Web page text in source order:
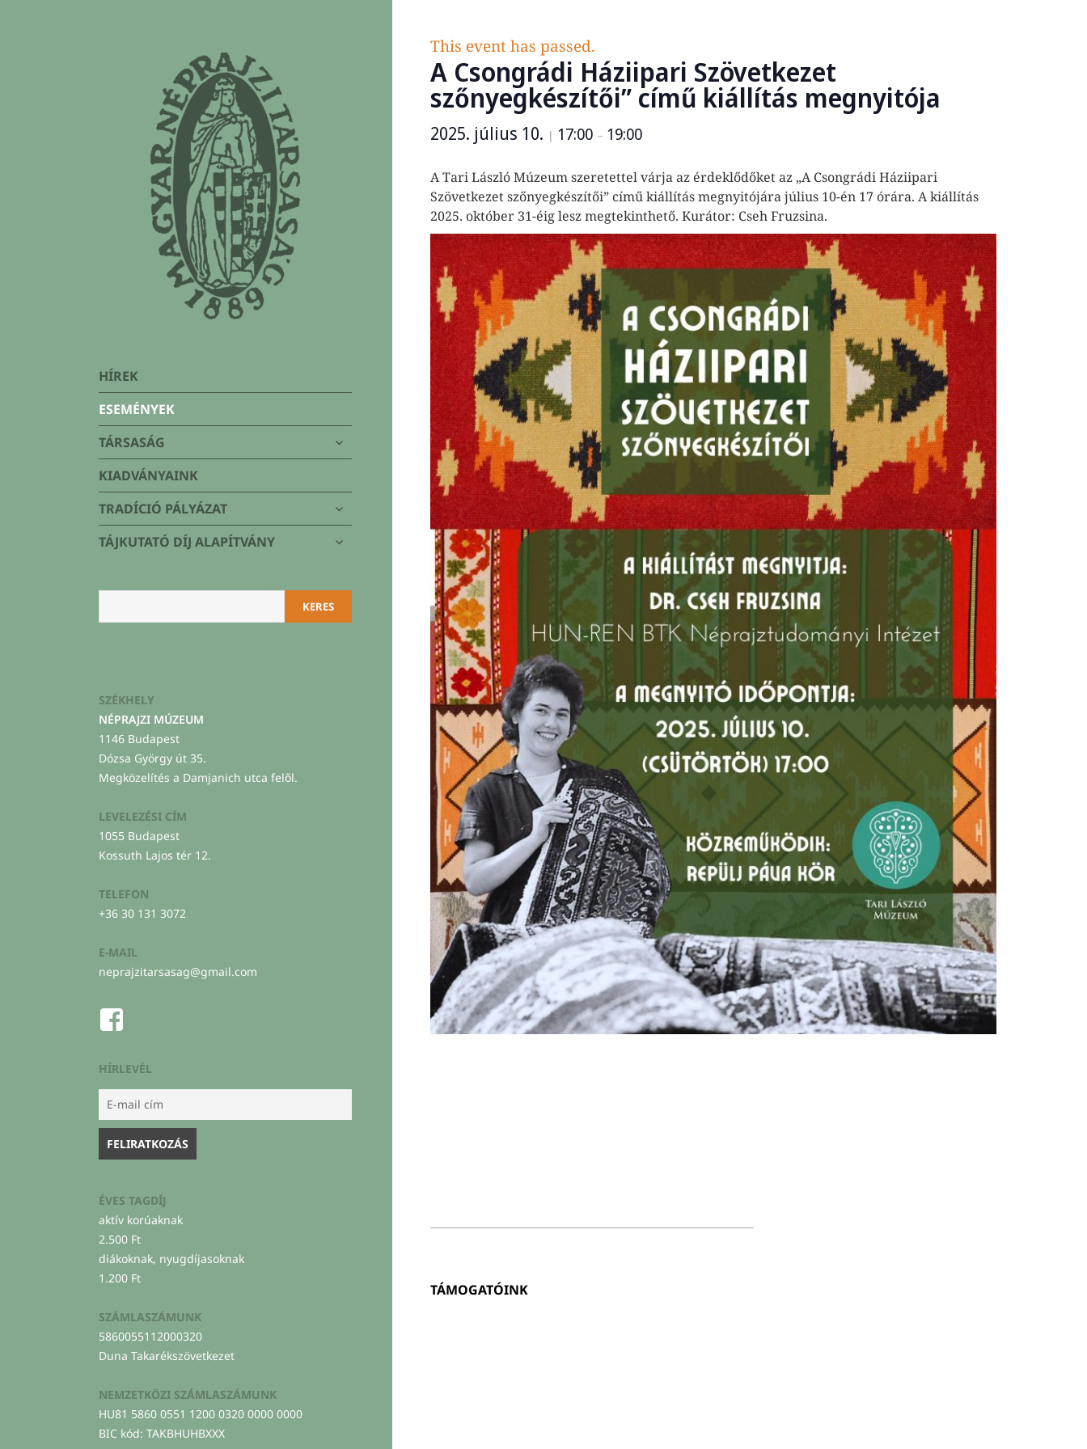
HÍREK
ESEMÉNYEK
TÁRSASÁG
almenü
szétnyitása
KIADVÁNYAINK
TRADÍCIÓ PÁLYÁZAT
almenü
szétnyitása
TÁJKUTATÓ DÍJ ALAPÍTVÁNY
almenü
KERES
SZÉKHELY
NÉPRAJZI MÚZEUM
1146 Budapest
Dózsa György út 35.
Megközelítés a Damjanich utca felől.
LEVELEZÉSI CÍM
1055 Budapest
Kossuth Lajos tér 12.
TELEFON
+36 30 131 3072
E-MAIL
neprajzitarsasag@gmail.com
HÍRLEVÉL
ÉVES TAGDÍJ
aktív korúaknak
2.500 Ft
diákoknak, nyugdíjasoknak
1.200 Ft
SZÁMLASZÁMUNK
5860055112000320
Duna Takarékszövetkezet
NEMZETKÖZI SZÁMLASZÁMUNK
HU81 5860 0551 1200 0320 0000 0000
BIC kód: TAKBHUHBXXX
This event has passed.
A Csongrádi Háziipari Szövetkezet
szőnyegkészítői” című kiállítás megnyitója
2025. július 10. | 17:00 – 19:00
A Tari László Múzeum szeretettel várja az érdeklődőket az „A Csongrádi Háziipari
Szövetkezet szőnyegkészítői” című kiállítás megnyitójára július 10-én 17 órára. A kiállítás
2025. október 31-éig lesz megtekinthető. Kurátor: Cseh Fruzsina.
TÁMOGATÓINK